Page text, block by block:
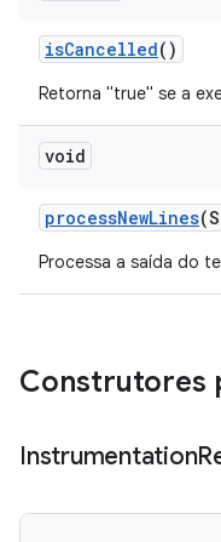
isCancelled()
Retorna "true" se a
void
processNewLines
Processa a saída do
Construtores
Instrumentation